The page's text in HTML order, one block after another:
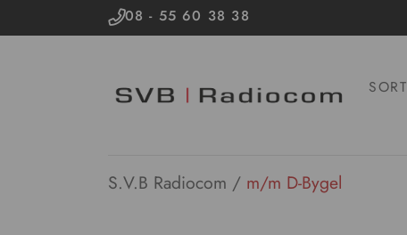
08 - 55 60 38 38
S.V.B Radiocom / m/m D-Bygel